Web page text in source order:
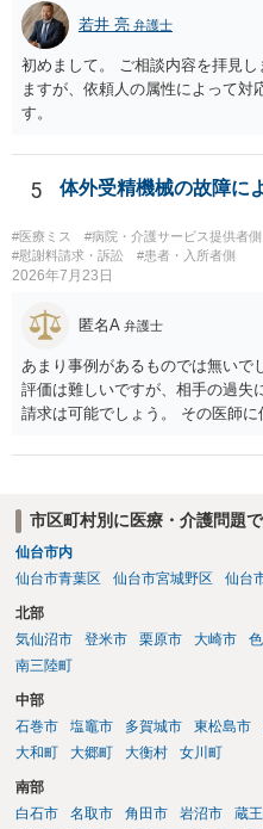
費用）との間に相当因果関係が認
は可能です。 以上です。 何かあ
護士へ依頼しても苦労することが
本人申立てをお考えであれば、医
れますので、性急な申立てをせず
万全の体制で申立てに臨んだ方が
若井 亮 弁護士
初めまして。 ご相談内容を拝見
ますが、依頼人の属性によって対
す。
5 体外受精機械の故障に
#医療ミス #病院・介護サービス提供者側
#慰謝料請求・訴訟
#患者・入所者側
2026年7月23日
匿名A 弁護士
あまり事例があるものでは無いで
評価は難しいですが、相手の過失
請求は可能でしょう。 その医師
思います。
市区町村別に医療・介護問題
仙台市内
仙台市青葉区
仙台市宮城野区 仙台
北部
気仙沼市
登米市 栗原市 大崎市
南三陸町
中部
石巻市
塩竈市 多賀城市 東松島市
大和町
大郷町 大衡村 女川町
南部
白石市
名取市 角田市 岩沼市 蔵